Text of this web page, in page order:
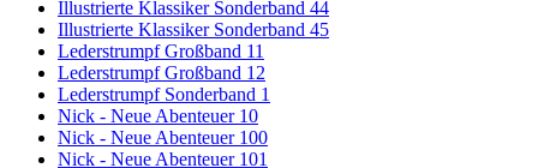
Illustrierte Klassiker Sonderband 44
Illustrierte Klassiker Sonderband 45
Lederstrumpf Großband 11
Lederstrumpf Großband 12
Lederstrumpf Sonderband 1
Nick - Neue Abenteuer 10
Nick - Neue Abenteuer 100
Nick - Neue Abenteuer 101